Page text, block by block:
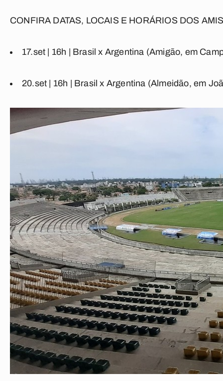
CONFIRA DATAS, LOCAIS E HORÁRIOS DOS
17.set | 16h | Brasil x Argentina (Amigão, em
20.set | 16h | Brasil x Argentina (Almeidão, em